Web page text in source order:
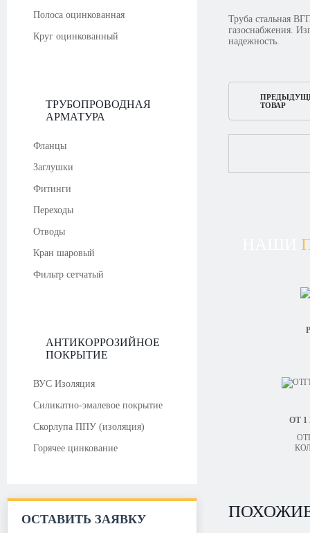
Полоса оцинкованная
Круг оцинкованный
ТРУБОПРОВОДНАЯ
АРМАТУРА
Фланцы
Заглушки
Фитинги
Переходы
Отводы
Кран шаровый
Фильтр сетчатый
АНТИКОРРОЗИЙНОЕ
ПОКРЫТИЕ
ВУС Изоляция
Силикатно-эмалевое покрытие
Скорлупа ППУ (изоляция)
Горячее цинкование
ОСТАВИТЬ ЗАЯВКУ
Труба стальная
газоснабжения.
надежность.
ТОВАР
ОТ